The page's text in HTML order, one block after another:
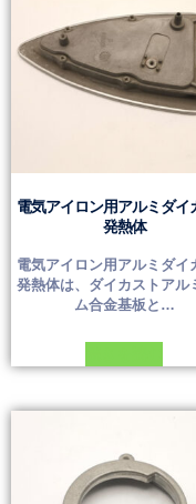
電気アイロン用アルミダイ
発熱体
電気アイロン用アルミダイ
発熱体は、ダイカストアル
ム合金基板と…